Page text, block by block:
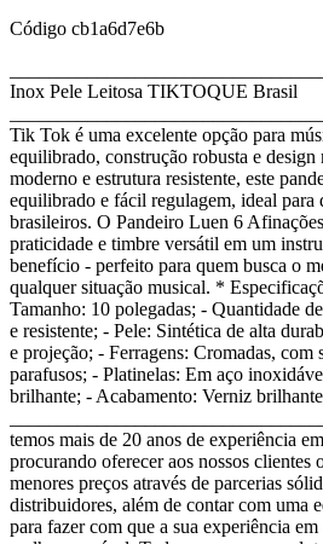
Código cb1a6d7e6b
Inox Pele Leitosa TIKTOQUE Brasil
Tik Tok é uma excelente opção para
equilibrado, construção robusta e
moderno e estrutura resistente, este
equilibrado e fácil regulagem, ideal para
brasileiros. O Pandeiro Luen 6
praticidade e timbre versátil em um
benefício - perfeito para quem busca o
qualquer situação musical. *
Tamanho: 10 polegadas; - Quantidade
e resistente; - Pele: Sintética de alta
e projeção; - Ferragens: Cromadas, com
parafusos; - Platinelas: Em aço
brilhante; - Acabamento: Verniz
temos mais de 20 anos de experiência
procurando oferecer aos nossos clientes
menores preços através de parcerias
distribuidores, além de contar com uma
para fazer com que a sua experiência